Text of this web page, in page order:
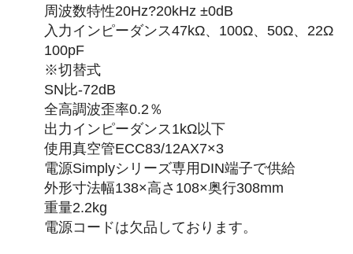
周波数特性20Hz?20kHz ±0dB
入力インピーダンス47kΩ、100Ω、50Ω、22Ω
100pF
※切替式
SN比-72dB
全高調波歪率0.2％
出力インピーダンス1kΩ以下
使用真空管ECC83/12AX7×3
電源Simplyシリーズ専用DIN端子で供給
外形寸法幅138×高さ108×奥行308mm
重量2.2kg
電源コードは欠品しております。